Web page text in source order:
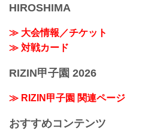
HIROSHIMA
≫ 大会情報／チケット
≫ 対戦カード
RIZIN甲子園 2026
≫ RIZIN甲子園 関連ページ
おすすめコンテンツ